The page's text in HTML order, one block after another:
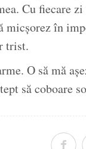
Cu fiecare
micșorez în
trist.
O să mă
să coboare